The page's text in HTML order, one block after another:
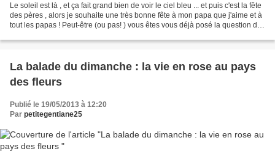
Le soleil est là , et ça fait grand bien de voir le ciel bleu ... et puis c'est la fête
des pères , alors je souhaite une très bonne fête à mon papa que j'aime et à
tout les papas ! Peut-être (ou pas! ) vous êtes vous déjà posé la question de
La balade du dimanche : la vie en rose au pays
des fleurs
Publié le 19/05/2013 à 12:20
Par petitegentiane25